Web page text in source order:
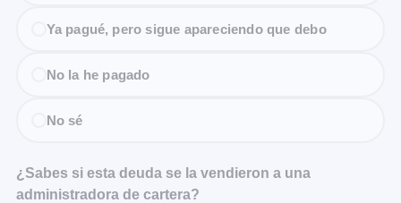
Ya pagué, pero sigue apareciendo que debo
No la he pagado
No sé
¿Sabes si esta deuda se la vendieron a una
administradora de cartera?